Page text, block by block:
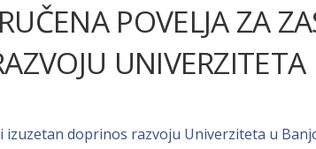
POVELJA ZA
UNIVERZITETA
izuzetan doprinos razvoju Univerziteta u